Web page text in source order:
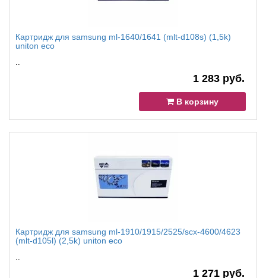
Картридж для samsung ml-1640/1641 (mlt-d108s) (1,5k)
uniton eco
..
1 283 руб.
В корзину
Картридж для samsung ml-1910/1915/2525/scx-4600/4623
(mlt-d105l) (2,5k) uniton eco
..
1 271 руб.